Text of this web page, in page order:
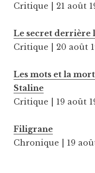
Critique | 21 août
Le secret derrière
Critique | 20 août
Les mots et la
Staline
Critique | 19 août
Filigrane
Chronique | 19